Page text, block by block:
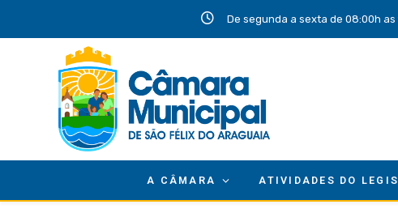
De segunda a sexta de 08:00h as
A CÂMARA ATIVIDADES DO